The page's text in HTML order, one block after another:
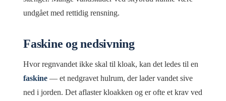
undgået med rettidig rensning.
Faskine og nedsivning
Hvor regnvandet ikke skal til kloak, kan det ledes til en
faskine — et nedgravet hulrum, der lader vandet sive
ned i jorden. Det aflaster kloakken og er ofte et krav ved